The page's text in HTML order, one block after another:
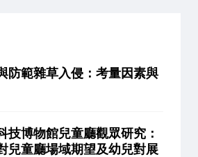
防範雜草入侵：考量因素與
技博物館兒童廳觀眾研究：
兒童廳場域期望及幼兒對展